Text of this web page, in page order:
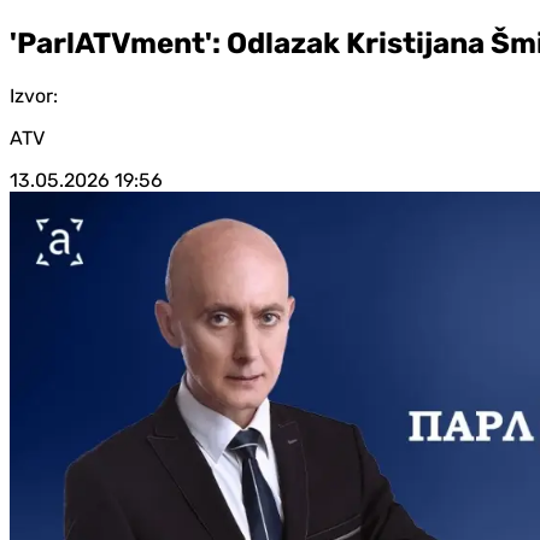
'ParlATVment': Odlazak Kristijana
Izvor:
ATV
13.05.2026 19:56